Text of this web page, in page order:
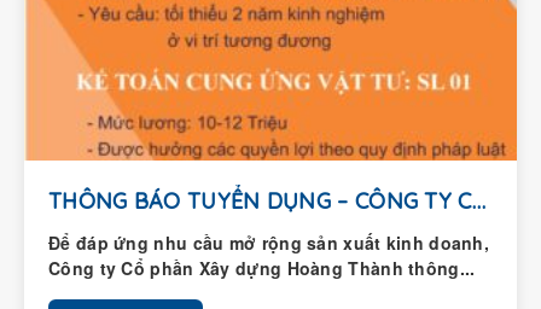
THÔNG BÁO TUYỂN DỤNG – CÔNG TY CỔ...
Để đáp ứng nhu cầu mở rộng sản xuất kinh doanh,
Công ty Cổ phần Xây dựng Hoàng Thành thông...
Xem chi tiết